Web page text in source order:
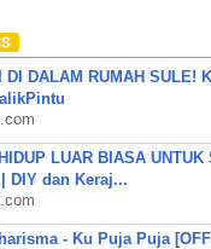
DI DALAM RUMAH SULE!
LUAR BIASA UNTUK
DIY dan Keraj...
- Ku Puja Puja